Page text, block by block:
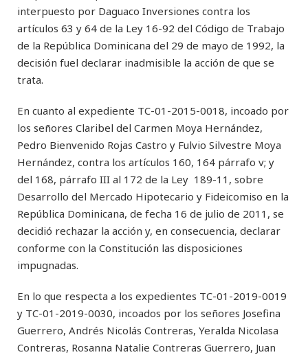
interpuesto por Daguaco Inversiones contra los
artículos 63 y 64 de la Ley 16-92 del Código de Trabajo
de la República Dominicana del 29 de mayo de 1992, la
decisión fuel declarar inadmisible la acción de que se
trata.
En cuanto al expediente TC-01-2015-0018, incoado por
los señores Claribel del Carmen Moya Hernández,
Pedro Bienvenido Rojas Castro y Fulvio Silvestre Moya
Hernández, contra los artículos 160, 164 párrafo v; y
del 168, párrafo III al 172 de la Ley 189-11, sobre
Desarrollo del Mercado Hipotecario y Fideicomiso en la
República Dominicana, de fecha 16 de julio de 2011, se
decidió rechazar la acción y, en consecuencia, declarar
conforme con la Constitución las disposiciones
impugnadas.
En lo que respecta a los expedientes TC-01-2019-0019
y TC-01-2019-0030, incoados por los señores Josefina
Guerrero, Andrés Nicolás Contreras, Yeralda Nicolasa
Contreras, Rosanna Natalie Contreras Guerrero, Juan